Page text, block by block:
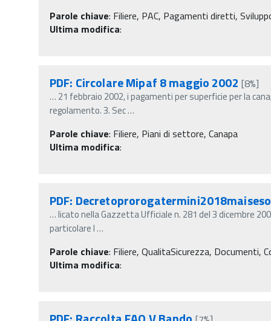
Parole chiave: Filiere, PAC, Pagamenti diretti,
Ultima modifica:
PDF: Circolare Mipaf 8 maggio 2002 [8%]
… 21 febbraio 2002, i pagamenti per superficie per la
regolamento. 3. Sec…
Parole chiave: Filiere, Piani di settore, Canapa
Ultima modifica:
PDF:
…licato nella Gazzetta Ufficiale n. 281 del 3 dicembre
particolare l…
Parole chiave: Filiere, QualitaSicurezza,
Ultima modifica: